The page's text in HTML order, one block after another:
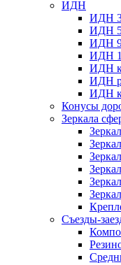
ИДН
ИДН
ИДН
ИДН
ИДН
ИДН
ИДН
ИДН
Конусы
Зеркала
Съезды-